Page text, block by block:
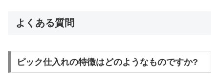
よくある質問
ピック仕入れの特徴はどのようなものですか?